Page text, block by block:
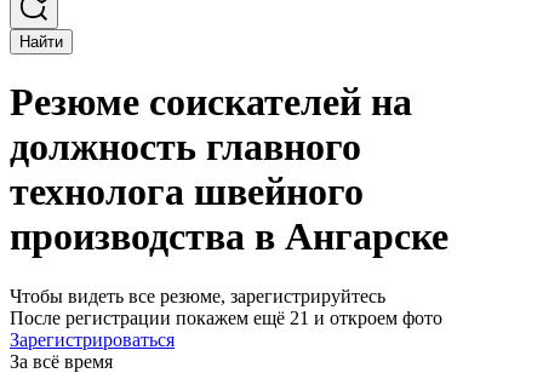
Найти
Резюме соискателей на
должность главного
технолога швейного
производства в Ангарске
Чтобы видеть все резюме, зарегистрируйтесь
После регистрации покажем ещё 21 и откроем фото
Зарегистрироваться
За всё время